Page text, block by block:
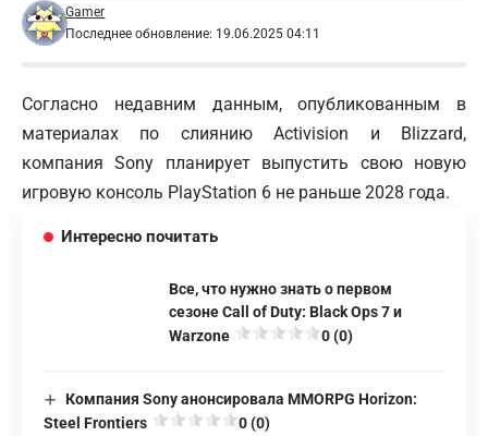
Последнее обновление: 19.06.2025 04:11
Gamer
Согласно недавним данным, опубликованным в
материалах по слиянию Activision и Blizzard,
компания Sony планирует выпустить свою новую
игровую консоль PlayStation 6 не раньше 2028 года.
Интересно почитать
Все, что нужно знать о первом
сезоне Call of Duty: Black Ops 7 и
Warzone
0 (0)
Компания Sony анонсировала MMORPG Horizon:
Steel Frontiers
0 (0)